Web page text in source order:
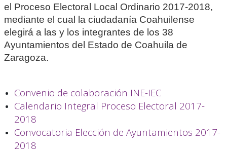
el Proceso Electoral Local Ordinario 2017-2018,
mediante el cual la ciudadanía Coahuilense
elegirá a las y los integrantes de los 38
Ayuntamientos del Estado de Coahuila de
Zaragoza.
Convenio de colaboración INE-IEC
Calendario Integral Proceso Electoral 2017-
2018
Convocatoria Elección de Ayuntamientos 2017-
2018